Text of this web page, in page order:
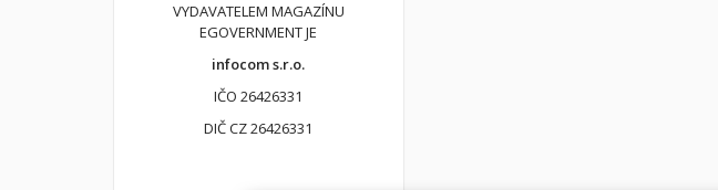
VYDAVATELEM MAGAZÍNU
EGOVERNMENT JE
infocom s.r.o.
IČO 26426331
DIČ CZ 26426331